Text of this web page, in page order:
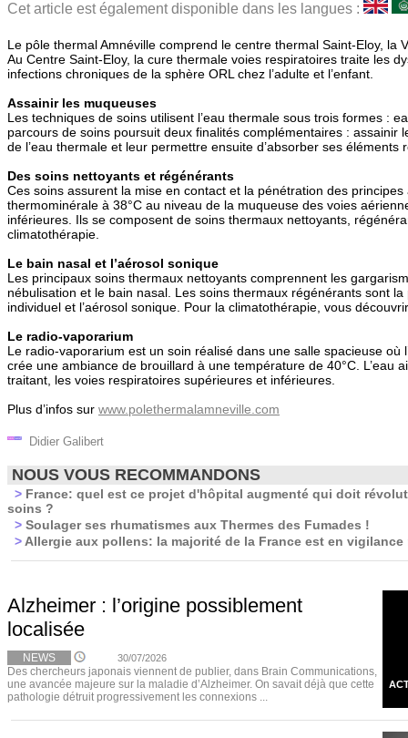
Cet article est également disponible dans les langues :
Le pôle thermal Amnéville comprend le centre thermal Saint-Eloy, la
Au Centre Saint-Eloy, la cure thermale voies respiratoires traite les
infections chroniques de la sphère ORL chez l’adulte et l’enfant.
Assainir les muqueuses
Les techniques de soins utilisent l’eau thermale sous trois formes :
parcours de soins poursuit deux finalités complémentaires : assainir
de l’eau thermale et leur permettre ensuite d’absorber ses éléments
Des soins nettoyants et régénérants
Ces soins assurent la mise en contact et la pénétration des principes
thermominérale à 38°C au niveau de la muqueuse des voies
inférieures. Ils se composent de soins thermaux nettoyants,
climatothérapie.
Le bain nasal et l’aérosol sonique
Les principaux soins thermaux nettoyants comprennent les
nébulisation et le bain nasal. Les soins thermaux régénérants sont la
individuel et l’aérosol sonique. Pour la climatothérapie, vous
Le radio-vaporarium
Le radio-vaporarium est un soin réalisé dans une salle spacieuse où
crée une ambiance de brouillard à une température de 40°C. L’eau
traitant, les voies respiratoires supérieures et inférieures.
Plus d’infos sur www.polethermalamneville.com
Didier Galibert
NOUS VOUS RECOMMANDONS
> France: quel est ce projet d'hôpital augmenté qui doit
soins ?
> Soulager ses rhumatismes aux Thermes des Fumades !
> Allergie aux pollens: la majorité de la France est en vigilance
Alzheimer : l’origine possiblement
localisée
NEWS 30/07/2026
Des chercheurs japonais viennent de publier, dans Brain Communications,
une avancée majeure sur la maladie d’Alzheimer. On savait déjà que cette
pathologie détruit progressivement les connexions ...